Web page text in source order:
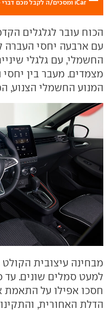
iCar ומסכים/ה לקבל מכם דברי פרסום.
הכוח עובר לגלגלים
עם ארבעה יחסי העברה
החשמלי, עם גלגלי
מצמדים. מעבר בין
המנוע החשמלי הצנוע,
מבחינה עיצובית הקולט
למעט סמלים שונים. עד
חסכו אפילו על התאמת
הדלת האחורית,